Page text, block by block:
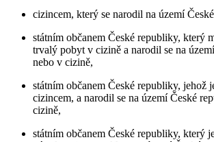
cizincem, který se narodil na území
státním občanem České republiky, který
trvalý pobyt v cizině a narodil se na
nebo v cizině,
státním občanem České republiky, jehož
cizincem, a narodil se na území České
cizině,
státním občanem České republiky, který